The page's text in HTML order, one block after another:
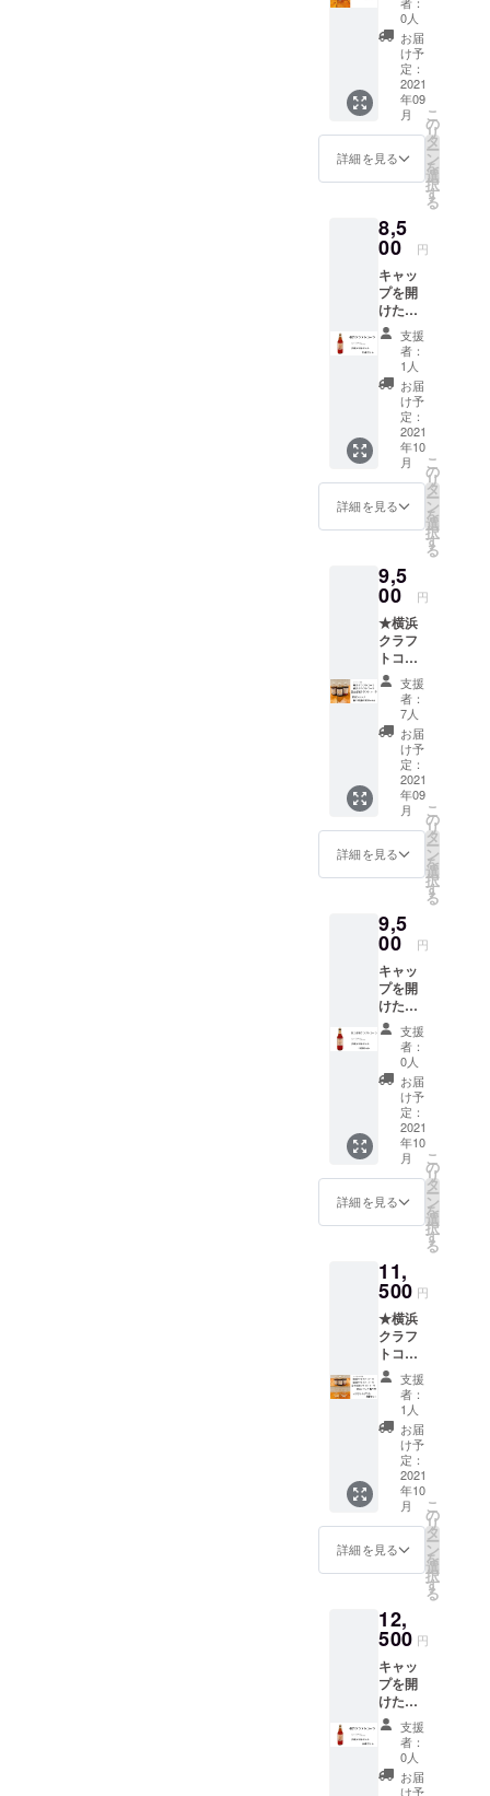
け先に
はクラ
ウド
ファン
ディン
グのリ
ターン
だと
わから
ないよ
うな仕
届けい
たしま
す。
直接配
送の贈
り物の
場合差
出人様
のお名
前を備
考欄に
必ず
ご記入
をお願
いいた
しま
す。
(お名
前・電
号・郵
便番
号・ご
住所) ご
記入な
き場
合、当
店が差
出人に
なりま
すので
先方様
にどち
らから
の贈り
物かわ
からな
くなり
ますの
意下さ
いま
せ。
しま
す。
(お名
前・電
話番
号・郵
便番
号・ご
記入な
き場
店が差
出人に
なりま
すので
先方様
にどち
らから
の贈り
物かわ
からな
くなり
ますの
で ご注
意下さ
いま
せ。
にてお
送りさ
せてい
ただき
ます。
お届
け先に
はクラ
ファン
ディン
だと
わから
ないよ
うな仕
様でお
届けい
たしま
す。
直接配
送の贈
り物の
場合差
出人様
のお名
前を備
必ず
ご記入
いいた
しま
す。
(お名
前・電
話番
号・郵
便番
号・ご
住所) ご
記入な
き場
合、当
店が差
出人に
なりま
すので
先方様
にどち
の贈り
物かわ
からな
くなり
ますの
で ご注
意下さ
いま
せ。
場合、
お礼の
お手紙
は同封
せず
メール
にてお
せてい
ただき
け先に
はクラ
ウド
ファン
ディン
グのリ
ターン
だと
わから
ないよ
うな仕
様でお
届けい
たしま
す。
送の贈
り物の
のお名
前を備
考欄に
必ず
ご記入
をお願
いいた
しま
す。
(お名
前・電
話番
号・郵
便番
号・ご
記入な
き場
店が差
出人に
なりま
すので
先方様
にどち
らから
の贈り
物かわ
からな
くなり
ますの
で ご注
意下さ
いま
せ。
メール
にてお
送りさ
せてい
ただき
ます。
お届
け先に
はクラ
グのリ
ターン
わから
ないよ
うな仕
様でお
届けい
たしま
す。
直接配
送の贈
り物の
場合差
出人様
前を備
考欄に
をお願
いいた
しま
す。
(お名
前・電
話番
号・郵
便番
号・ご
住所) ご
記入な
き場
合、当
店が差
なりま
すので
らから
の贈り
物かわ
からな
くなり
ますの
で ご注
意下さ
いま
せ。
【５
本】 ★
お礼の
お手紙
付き 炭
酸水で
割る必
要はご
ざいま
してお
楽しみ
くださ
い。 ※
内容量
は
200ml
を予定
してお
ります
が多少
前後す
る場合
がござ
いま
す。
瓶の形
イメー
ジで
す。
炭酸
充填機
の工事
が済み
次第、9
月下旬
頃より
順次発
送予定
です。
【ご注
意】
送の贈
り物の
お手紙
は同封
せず
メール
にてお
送りさ
せてい
ただき
ます。
お届
け先に
はクラ
ウド
ファン
ディン
ターン
だと
うな仕
様でお
届けい
たしま
す。
直接配
送の贈
り物の
場合差
出人様
のお名
前を備
考欄に
必ず
ご記入
いいた
しま
(お名
前・電
話番
号・郵
便番
号・ご
住所) ご
記入な
き場
合、当
店が差
ス
【５
個】 ★
お礼の
お手紙
付き ス
パイス
感はあ
るけど
漢方臭
さやエ
無く、
サラリ
とした
舌触り
と喉ご
し そし
て爽や
かな清
涼感と
コーラ
らし
さ… 横
浜クラ
フト
コーラ
は飲み
やすさ
までこ
だわっ
たクラ
フト
コーラ
です。
その特
徴をグ
ラスに
表現
し、 丸
く尖り
のない
飲みや
すさを
形にし
てみま
直接配
送の贈
場合、
お礼の
お手紙
は同封
せず
メール
にてお
送りさ
せてい
ただき
ます。
お届
はクラ
ウド
グのリ
ターン
だと
わから
ないよ
うな仕
様でお
届けい
たしま
す。
直接配
送の贈
り物の
場合差
出人様
前を備
考欄に
をお願
いいた
しま
す。
(お名
前・電
話番
号・郵
便番
号・ご
0人
お届
け予
定：
2021
年09
月
詳細を見る
こ
の
リ
タ
ー
ン
を
選
択
す
る
8,5
00 円
キャッ
プを開
けた
ら"プ
シュッ"
とすぐ
飲める
★「横
浜クラ
フト
コー
ラ」炭
酸入り
瓶ボト
ル
【１５
お礼の
お手紙
付き 炭
酸水で
割る必
要はご
ざいま
せん。
冷蔵庫
で冷や
してお
楽しみ
くださ
い。 ※
内容量
は
200ml
が多少
前後す
る場合
がござ
いま
す。
瓶の形
状やス
テッ
カーは
イメー
ジで
す。
炭酸
充填機
の工事
が済み
次第、9
順次発
送予定
です。
【ご注
意】
直接配
送の贈
り物の
場合、
お礼の
お手紙
は同封
せず
メール
にてお
せてい
ただき
け先に
はクラ
ウド
ファン
ディン
グのリ
ターン
だと
わから
ないよ
支援
者：
1人
お届
け予
定：
2021
年10
月
詳細を見る
こ
の
リ
タ
ー
ン
を
選
択
す
る
9,5
00 円
★横浜
クラフ
トコー
ラ原液
シロッ
プ【１
本】 ★
コーク
ハイ専
用横浜
クラフ
トコー
ラ原液
シロッ
プ【１
本】 ★
嶺クラ
フト
コーラ
原液シ
ロップ
【１
本】 ★
オリジ
ナルレ
シピ付
き ★お
礼のお
手紙付
わり材
料の 横
浜クラ
ご賞味
下さ
い。
コーク
ハイ
ボール
に合う
お味に
スパイ
スを配
合しま
した。
やみつ
きにな
る美味
しさで
す！！
アル
コール
ており
ません
ので 普
通の炭
酸割で
もお召
し上が
支援
者：
7人
お届
け予
定：
2021
年09
月
詳細を見る
こ
の
リ
タ
ー
ン
を
選
択
す
る
9,5
00 円
キャッ
プを開
けた
ら"プ
シュッ"
とすぐ
飲め
る、
★「富
士山嶺
クラフ
トコー
ラ」炭
酸入り
瓶ボト
ル
本】 ★
お礼の
お手紙
付き 炭
酸水で
割る必
要はご
ざいま
せん。
冷蔵庫
で冷や
してお
楽しみ
くださ
い。 ※
内容量
は
ります
が多少
前後す
る場合
がござ
いま
す。
瓶の形
状やス
テッ
支援
者：
0人
お届
け予
定：
2021
年10
月
詳細を見る
こ
の
リ
タ
ー
ン
を
選
択
す
る
11,
500 円
★横浜
クラフ
トコー
ラ原液
シロッ
プ【１
本】 ★
コーク
ハイ専
用横浜
クラフ
トコー
ラ原液
シロッ
プ【１
本】 ★
嶺クラ
フト
コーラ
原液シ
ロップ
【１
本】 ★
オリジ
ナルレ
シピ付
き ★お
支援
者：
1人
お届
け予
定：
2021
年10
月
詳細を見る
こ
の
リ
タ
ー
ン
を
選
択
す
る
12,
500 円
キャッ
プを開
けた
ら"プ
シュッ"
とすぐ
飲める
★「横
支援
者：
0人
お届
け予